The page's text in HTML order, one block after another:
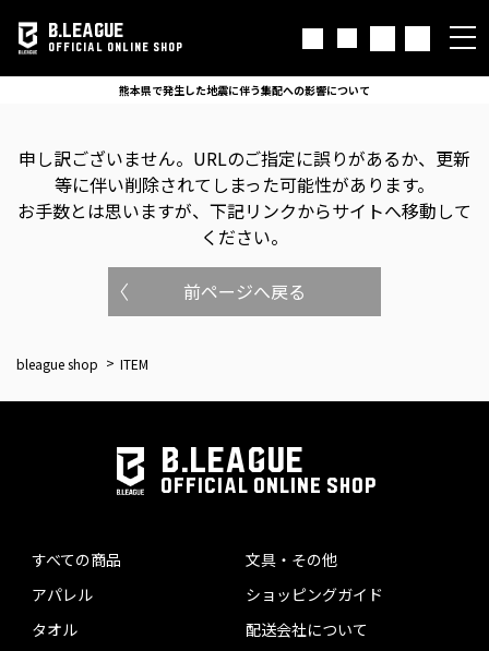
B.LEAGUE
OFFICIAL ONLINE SHOP
熊本県で発生した地震に伴う集配への影響について
申し訳ございません。 URLのご指定に誤りがあるか、更新
等に伴い削除されてしまった可能性があります。
お手数とは思いますが、下記リンクからサイトへ移動して
ください。
前ページへ戻る
bleague shop ITEM
B.LEAGUE
OFFICIAL ONLINE SHOP
すべての商品
アパレル
タオル
文具・その他
ショッピングガイド
配送会社について